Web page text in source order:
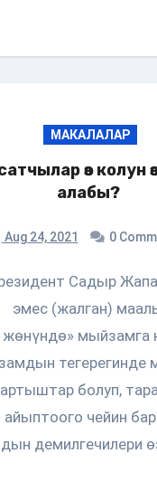
МАКАЛАЛАР
өз колун
алабы?
Aug 24, 2021 0
Садыр
эмес (жалган)
жөнүндө» мыйзамга
тегерегинде
болуп,
айыптоого чейин
демилгечилери